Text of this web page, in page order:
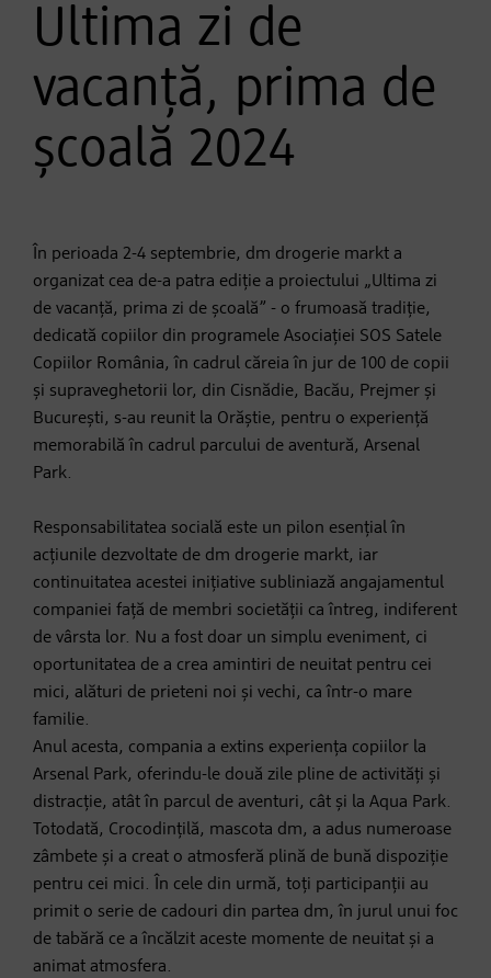
Ultima zi de
vacanță, prima de
școală 2024
În perioada 2-4 septembrie, dm drogerie markt a
organizat cea de-a patra ediție a proiectului „Ultima zi
de vacanță, prima zi de școală” - o frumoasă tradiție,
dedicată copiilor din programele Asociației SOS Satele
Copiilor România, în cadrul căreia în jur de 100 de copii
și supraveghetorii lor, din Cisnădie, Bacău, Prejmer și
București, s-au reunit la Orăștie, pentru o experiență
memorabilă în cadrul parcului de aventură, Arsenal
Park.
Responsabilitatea socială este un pilon esențial în
acțiunile dezvoltate de dm drogerie markt, iar
continuitatea acestei inițiative subliniază angajamentul
companiei față de membri societății ca întreg, indiferent
de vârsta lor. Nu a fost doar un simplu eveniment, ci
oportunitatea de a crea amintiri de neuitat pentru cei
mici, alături de prieteni noi și vechi, ca într-o mare
familie.
Anul acesta, compania a extins experiența copiilor la
Arsenal Park, oferindu-le două zile pline de activități și
distracție, atât în parcul de aventuri, cât și la Aqua Park.
Totodată, Crocodințilă, mascota dm, a adus numeroase
zâmbete și a creat o atmosferă plină de bună dispoziție
pentru cei mici. În cele din urmă, toți participanții au
primit o serie de cadouri din partea dm, în jurul unui foc
de tabără ce a încălzit aceste momente de neuitat și a
animat atmosfera.